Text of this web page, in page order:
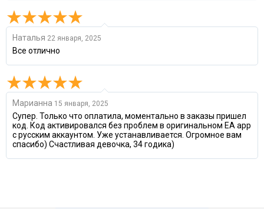
Наталья 22 января, 2025
Все отлично
Марианна 15 января, 2025
Супер. Только что оплатила, моментально в заказы пришел
код. Код активировался без проблем в оригинальном EA app
с русским аккаунтом. Уже устанавливается. Огромное вам
спасибо) Счастливая девочка, 34 годика)